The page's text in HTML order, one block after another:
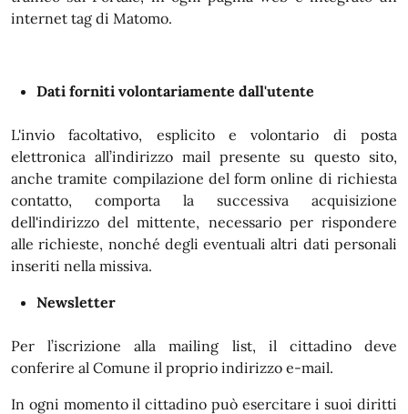
internet tag di Matomo.
Dati forniti volontariamente dall'utente
L'invio facoltativo, esplicito e volontario di posta
elettronica all’indirizzo mail presente su questo sito,
anche tramite compilazione del form online di richiesta
contatto, comporta la successiva acquisizione
dell'indirizzo del mittente, necessario per rispondere
alle richieste, nonché degli eventuali altri dati personali
inseriti nella missiva.
Newsletter
Per l’iscrizione alla mailing list, il cittadino deve
conferire al Comune il proprio indirizzo e-mail.
In ogni momento il cittadino può esercitare i suoi diritti